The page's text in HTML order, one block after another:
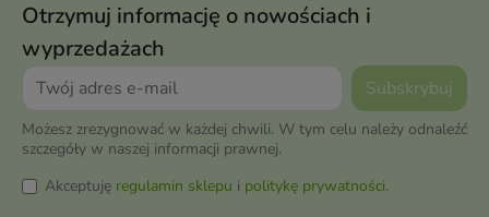
Otrzymuj informację o nowościach i
wyprzedażach
Możesz zrezygnować w każdej chwili. W tym celu należy odnaleźć
szczegóły w naszej informacji prawnej.
Akceptuję regulamin sklepu i politykę prywatności.